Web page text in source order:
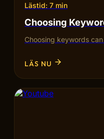
Lästid: 7 min
Choosing
Choosing keywords
LÄS NU